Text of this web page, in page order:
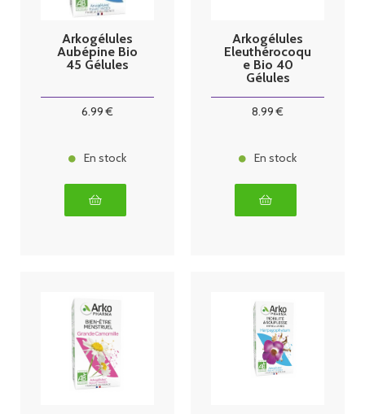
Arkogélules
Aubépine Bio
45 Gélules
6.99 €
En stock
Arkogélules
Eleuthérocoqu
e Bio 40
Gélules
8.99 €
En stock